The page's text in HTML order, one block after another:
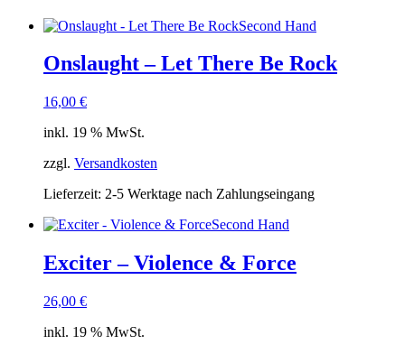
Second Hand
Onslaught – Let There Be Rock
16,00 €
inkl. 19 % MwSt.
zzgl. Versandkosten
Lieferzeit: 2-5 Werktage nach Zahlungseingang
Second Hand
Exciter – Violence & Force
26,00 €
inkl. 19 % MwSt.